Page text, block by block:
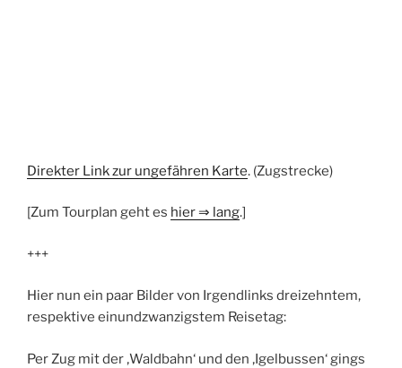
Direkter Link zur ungefähren Karte. (Zugstrecke)
[Zum Tourplan geht es hier⇒ lang.]
+++
Hier nun ein paar Bilder von Irgendlinks dreizehntem,
respektive einundzwanzigstem Reisetag:
Per Zug mit der ‚Waldbahn‘ und den ‚Igelbussen‘ gings